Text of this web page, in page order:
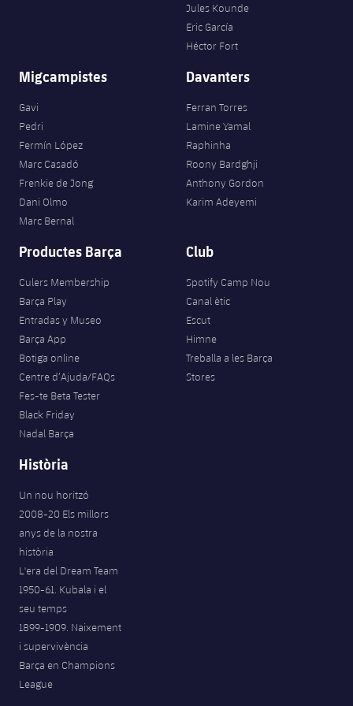
Història
Actualitat
Femení
Agenda
Bàsquet en cadira de rodes
plusicon
més
Jugadors
Calendari
Actualitat
Resultats
Classificació
Hoquei herba
plusicon
més
Notícies
Hockey Herba Femení
Patinatge artístic
plusicon
més
Actualitat
Plantilla
Agenda
Escola de Patinatge
Rugby
Actualitat
Calendari
Voleibol
plusicon
més
Notícies
Voleibol masculí
Apunta't a les amateurs
plusicon
més
Apunta't a les amateurs
PLUSICON
MÉS
League of Legends
VALORANT Rising
VALORANT Game Changers
eFootball
Jules Kounde
Eric García
Héctor Fort
Migcampistes
Gavi
Pedri
Fermín López
Marc Casadó
Frenkie de Jong
Dani Olmo
Marc Bernal
Davanters
Ferran Torres
Lamine Yamal
Raphinha
Roony Bardghji
Anthony Gordon
Karim Adeyemi
Productes Barça
Culers Membership
Barça Play
Entradas y Museo
Barça App
Botiga online
Centre d’Ajuda/FAQs
Fes-te Beta Tester
Black Friday
Nadal Barça
Club
Spotify Camp Nou
Canal ètic
Escut
Himne
Treballa a les Barça
Stores
Història
Un nou horitzó
2008-20 Els millors
anys de la nostra
història
L'era del Dream Team
1950-61. Kubala i el
seu temps
1899-1909. Naixement
i supervivència
Barça en Champions
League